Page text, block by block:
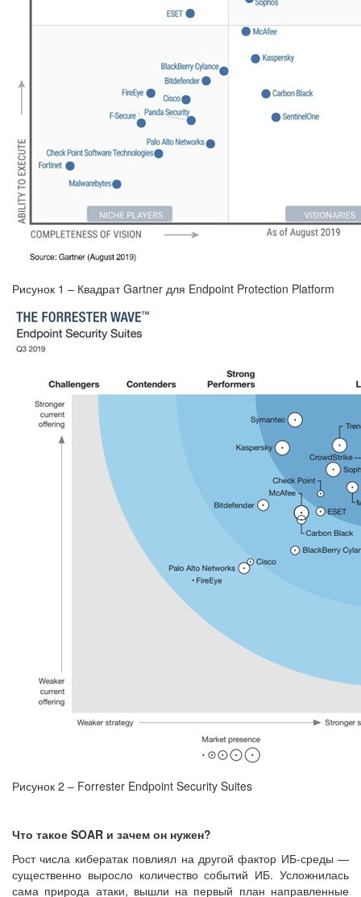
Рисунок 1 – Квадрат Gartner для Endpoint Protection Platform
Рисунок 2 – Forrester Endpoint Security Suites
Что такое SOAR и зачем он нужен?
Рост числа кибератак повлиял на другой фактор ИБ-среды —
существенно выросло количество событий ИБ. Усложнилась
сама природа атаки, вышли на первый план направленные